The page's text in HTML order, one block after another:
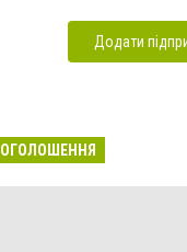
Додати
ОГОЛОШЕННЯ